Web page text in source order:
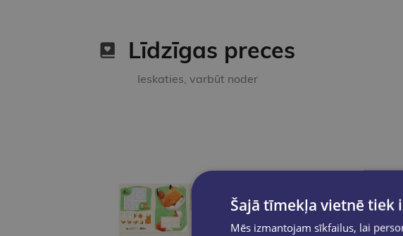
Līdzīgas preces
Ieskaties, varbūt noder
Šajā tīmekļa vietnē
Mēs izmantojam sīkfailus, lai